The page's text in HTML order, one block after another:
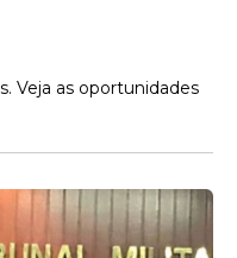
Veja as oportunidades